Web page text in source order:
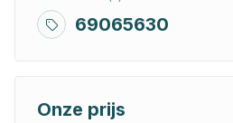
69065630
Onze prijs